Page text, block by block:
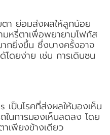
า ย่อมส่งผลให้ลูกน้อย
หรี่ตาเพื่อพยายามโฟกัส
กยิ่งขึ้น ซึ่งบางครั้งอาจ
โดยง่าย เช่น การเดินชน
เป็นโรคที่ส่งผลให้มองเห็น
ในการมองเห็นลดลง โดย
เพียงข้างเดียว